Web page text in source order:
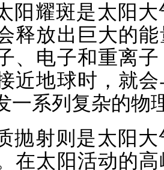
阳耀斑是太阳
释放出巨大的
、电子和重离
近地球时，就
一系列复杂的物
抛射则是太阳
在太阳活动的